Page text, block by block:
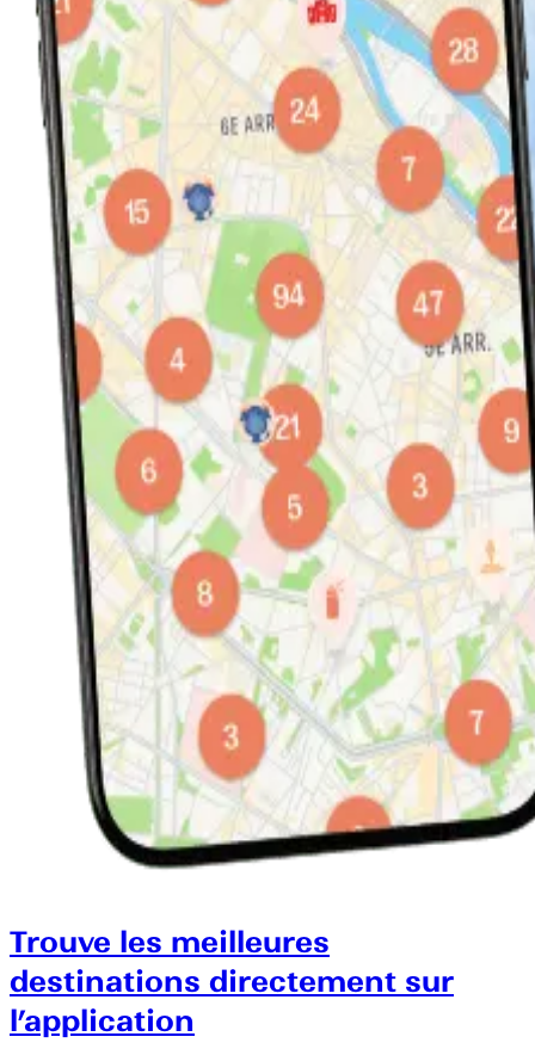
Trouve les meilleures
destinations directement sur
l’application